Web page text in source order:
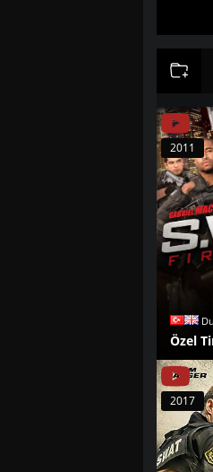
Özel
2011
2017